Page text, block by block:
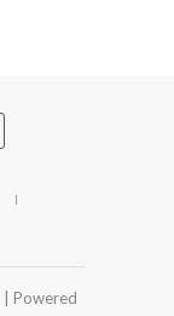
| Powered